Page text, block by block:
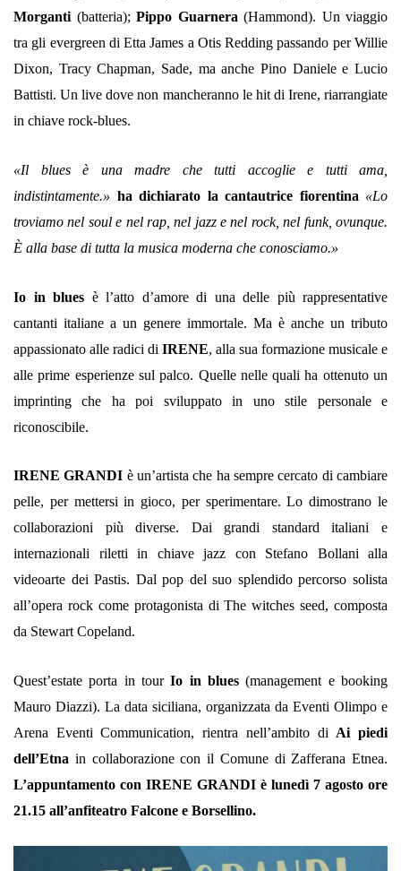
Morganti (batteria); Pippo Guarnera (Hammond). Un viaggio
tra gli evergreen di Etta James a Otis Redding passando per Willie
Dixon, Tracy Chapman, Sade, ma anche Pino Daniele e Lucio
Battisti. Un live dove non mancheranno le hit di Irene, riarrangiate
in chiave rock-blues.
«Il blues è una madre che tutti accoglie e tutti ama,
indistintamente.» ha dichiarato la cantautrice fiorentina «Lo
troviamo nel soul e nel rap, nel jazz e nel rock, nel funk, ovunque.
È alla base di tutta la musica moderna che conosciamo.»
Io in blues è l’atto d’amore di una delle più rappresentative
cantanti italiane a un genere immortale. Ma è anche un tributo
appassionato alle radici di IRENE, alla sua formazione musicale e
alle prime esperienze sul palco. Quelle nelle quali ha ottenuto un
imprinting che ha poi sviluppato in uno stile personale e
riconoscibile.
IRENE GRANDI è un’artista che ha sempre cercato di cambiare
pelle, per mettersi in gioco, per sperimentare. Lo dimostrano le
collaborazioni più diverse. Dai grandi standard italiani e
internazionali riletti in chiave jazz con Stefano Bollani alla
videoarte dei Pastis. Dal pop del suo splendido percorso solista
all’opera rock come protagonista di The witches seed, composta
da Stewart Copeland.
Quest’estate porta in tourIo in blues (management e booking
Mauro Diazzi). La data siciliana, organizzata da Eventi Olimpo e
Arena Eventi Communication, rientra nell’ambito di Ai piedi
dell’Etna in collaborazione con il Comune di Zafferana Etnea.
L’appuntamento con IRENE GRANDI è lunedì 7 agosto ore
21.15 all’anfiteatro Falcone e Borsellino.